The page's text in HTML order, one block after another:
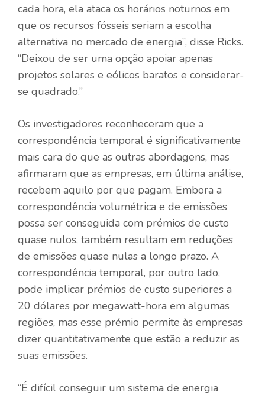
cada hora, ela ataca os horários noturnos em
que os recursos fósseis seriam a escolha
alternativa no mercado de energia”, disse Ricks.
“Deixou de ser uma opção apoiar apenas
projetos solares e eólicos baratos e considerar-
se quadrado.”
Os investigadores reconheceram que a
correspondência temporal é significativamente
mais cara do que as outras abordagens, mas
afirmaram que as empresas, em última análise,
recebem aquilo por que pagam. Embora a
correspondência volumétrica e de emissões
possa ser conseguida com prémios de custo
quase nulos, também resultam em reduções
de emissões quase nulas a longo prazo. A
correspondência temporal, por outro lado,
pode implicar prémios de custo superiores a
20 dólares por megawatt-hora em algumas
regiões, mas esse prémio permite às empresas
dizer quantitativamente que estão a reduzir as
suas emissões.
“É difícil conseguir um sistema de energia